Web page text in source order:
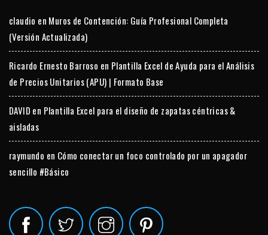
claudio en Muros de Contención: Guía Profesional Completa
(Versión Actualizada)
Ricardo Ernesto Barroso en Plantilla Excel de Ayuda para el Análisis
de Precios Unitarios (APU) | Formato Base
DAVID en Plantilla Excel para el diseño de zapatas céntricas &
aisladas
raymundo en Cómo conectar un foco controlado por un apagador
sencillo #Básico